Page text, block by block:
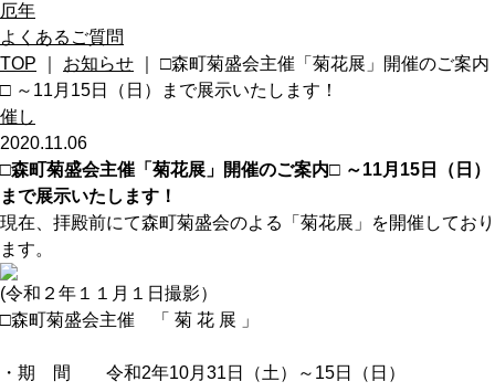
厄年
よくあるご質問
TOP
お知らせ ｜ □森町菊盛会主催「菊花展」開催のご案内
□ ～11月15日（日）まで展示いたします！
催し
2020.11.06
□森町菊盛会主催「菊花展」開催のご案内□ ～11月15日（日）
まで展示いたします！
現在、拝殿前にて森町菊盛会のよる「菊花展」を開催しており
ます。
(令和２年１１月１日撮影）
□森町菊盛会主催 「 菊 花 展 」
・期 間 令和2年10月31日（土）～15日（日）